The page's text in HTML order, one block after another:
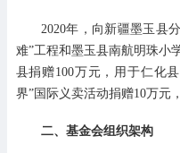
2020年，向新疆墨玉县分
难”工程和墨玉县南航明珠小
县捐赠100万元，用于仁化
界”国际义卖活动捐赠10万元
二、基金会组织架构